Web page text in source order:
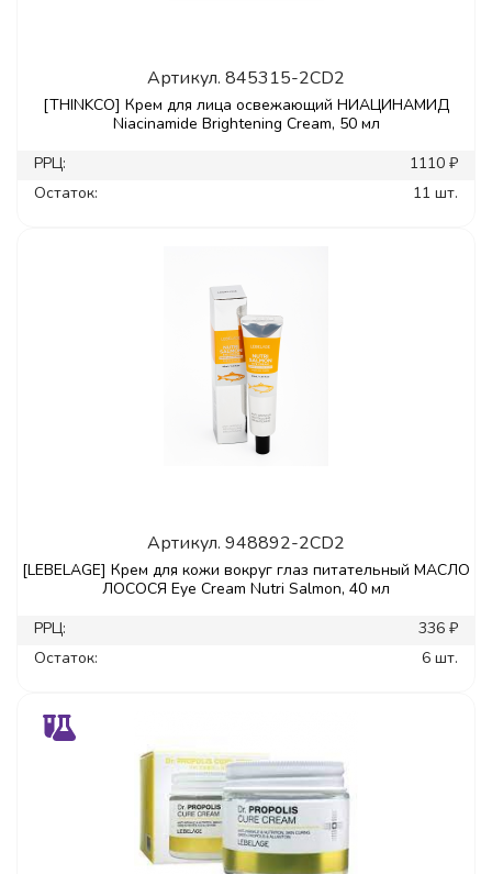
Артикул. 845315-2CD2
[THINKCO] Крем для лица освежающий НИАЦИНАМИД
Niacinamide Brightening Cream, 50 мл
РРЦ:
1110 ₽
Остаток:
11 шт.
Артикул. 948892-2CD2
[LEBELAGE] Крем для кожи вокруг глаз питательный МАСЛО
ЛОСОСЯ Eye Cream Nutri Salmon, 40 мл
РРЦ:
336 ₽
Остаток:
6 шт.